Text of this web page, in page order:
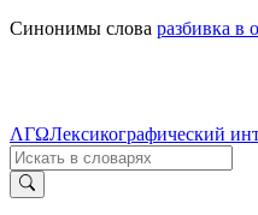
Синонимы слова разбивка в
ΛΓΩЛексикографический